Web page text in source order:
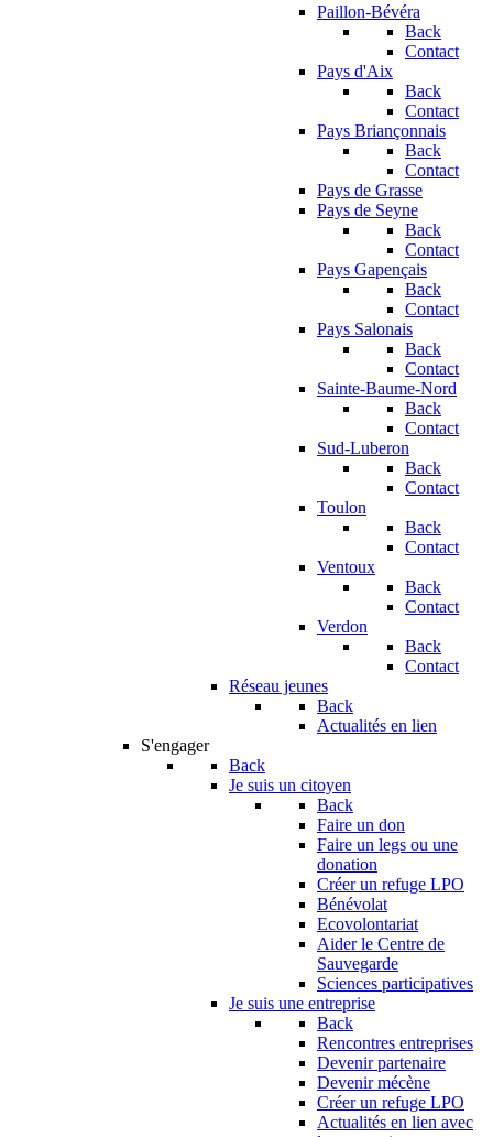
Paillon-Bévéra
Back
Contact
Pays d'Aix
Back
Contact
Pays Briançonnais
Back
Contact
Pays de Grasse
Pays de Seyne
Back
Contact
Pays Gapençais
Back
Contact
Pays Salonais
Back
Contact
Sainte-Baume-Nord
Back
Contact
Sud-Luberon
Back
Contact
Toulon
Back
Contact
Ventoux
Back
Contact
Verdon
Back
Contact
Réseau jeunes
Back
Actualités en lien
S'engager
Back
Je suis un citoyen
Back
Faire un don
Faire un legs ou une
donation
Créer un refuge LPO
Bénévolat
Ecovolontariat
Aider le Centre de
Sauvegarde
Sciences participatives
Je suis une entreprise
Back
Rencontres entreprises
Devenir partenaire
Devenir mécène
Créer un refuge LPO
Actualités en lien avec